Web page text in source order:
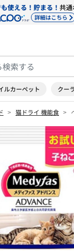
使える！貯まる！ 共
詳細はこちら
ルカーペット クー
猫ドライ 機能食